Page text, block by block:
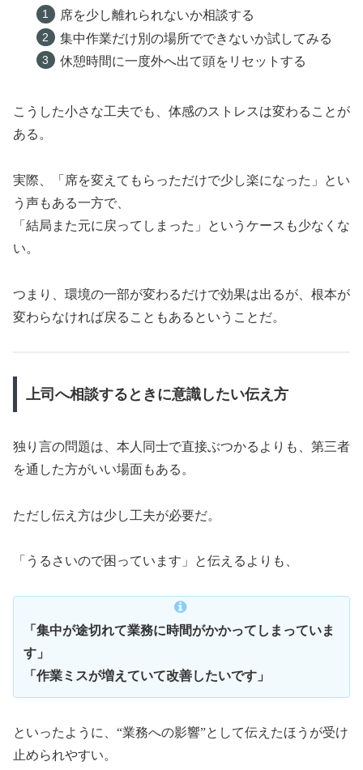
席を少し離れられないか相談する
集中作業だけ別の場所でできないか試してみる
休憩時間に一度外へ出て頭をリセットする
こうした小さな工夫でも、体感のストレスは変わることが
ある。
実際、「席を変えてもらっただけで少し楽になった」とい
う声もある一方で、
「結局また元に戻ってしまった」というケースも少なくな
い。
つまり、環境の一部が変わるだけで効果は出るが、根本が
変わらなければ戻ることもあるということだ。
上司へ相談するときに意識したい伝え方
独り言の問題は、本人同士で直接ぶつかるよりも、第三者
を通した方がいい場面もある。
ただし伝え方は少し工夫が必要だ。
「うるさいので困っています」と伝えるよりも、
「集中が途切れて業務に時間がかかってしまっていま
す」
「作業ミスが増えていて改善したいです」
といったように、“業務への影響”として伝えたほうが受け
止められやすい。